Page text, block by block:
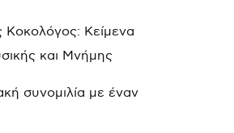
Κοκολόγος: Κείμενα
και Μνήμης
συνομιλία με έναν